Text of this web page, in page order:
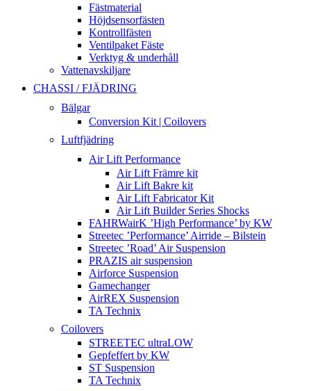
Fästmaterial
Höjdsensorfästen
Kontrollfästen
Ventilpaket Fäste
Verktyg & underhåll
Vattenavskiljare
CHASSI / FJÄDRING
Bälgar
Conversion Kit | Coilovers
Luftfjädring
Air Lift Performance
Air Lift Främre kit
Air Lift Bakre kit
Air Lift Fabricator Kit
Air Lift Builder Series Shocks
FAHRWairK ’High Performance’ by KW
Streetec ’Performance’ Airride – Bilstein
Streetec ’Road’ Air Suspension
PRAZIS air suspension
Airforce Suspension
Gamechanger
AirREX Suspension
TA Technix
Coilovers
STREETEC ultraLOW
Gepfeffert by KW
ST Suspension
TA Technix